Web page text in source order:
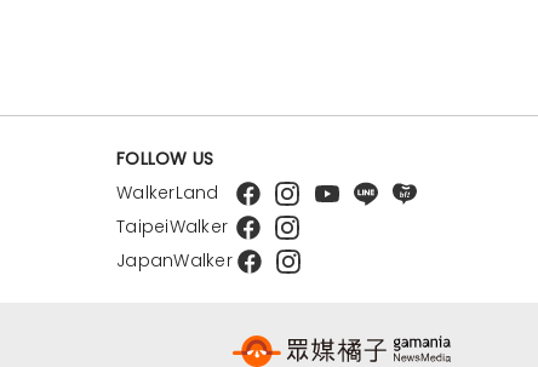
FOLLOW US
WalkerLand
TaipeiWalker
JapanWalker